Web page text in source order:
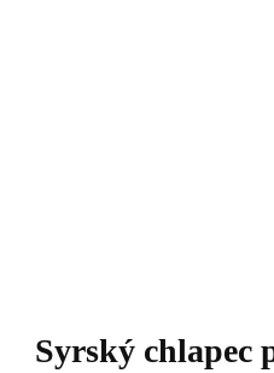
Syrský chlapec